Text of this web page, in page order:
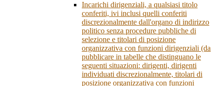
Incarichi dirigenziali, a qualsiasi titolo
conferiti, ivi inclusi quelli conferiti
discrezionalmente dall'organo di indirizzo
politico senza procedure pubbliche di
selezione e titolari di posizione
organizzativa con funzioni dirigenziali (da
pubblicare in tabelle che distinguano le
seguenti situazioni: dirigenti, dirigenti
individuati discrezionalmente, titolari di
posizione organizzativa con funzioni